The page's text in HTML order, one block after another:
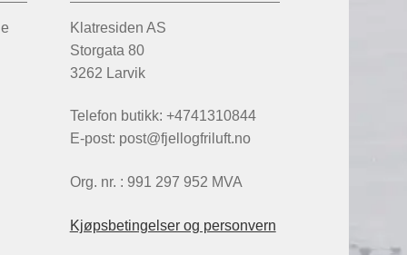
Klatresiden AS
Storgata 80
3262 Larvik
Telefon butikk: +4741310844
E-post: post@fjellogfriluft.no
Org. nr. : 991 297 952 MVA
Kjøpsbetingelser og personvern